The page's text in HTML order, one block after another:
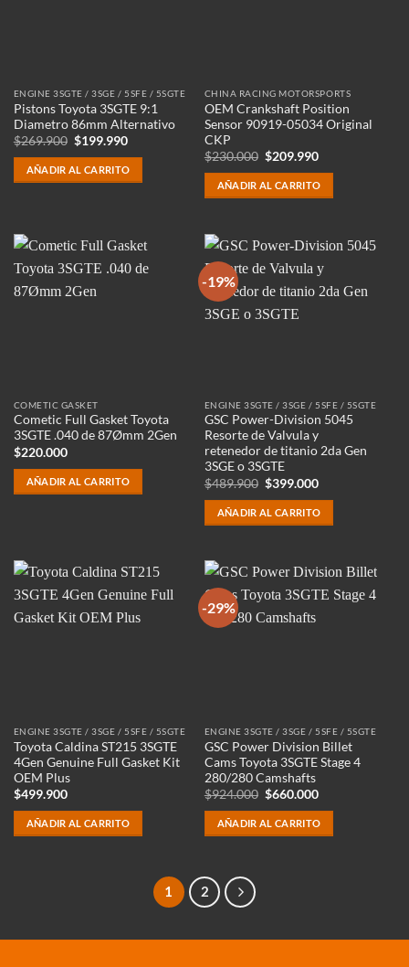
ENGINE 3SGTE / 3SGE / 5SFE / 5SGTE
Pistons Toyota 3SGTE 9:1
Diametro 86mm Alternativo
$269.900 El
original
era:
$269.900.
$199.990El
actual
es:
$199.990.
AÑADIR AL CARRITO
CHINA RACING MOTORSPORTS
OEM Crankshaft Position
Sensor 90919-05034 Original
CKP
$230.000 El
original
era:
$230.000.
$209.990El
actual
es:
$209.990.
AÑADIR AL CARRITO
COMETIC GASKET
Cometic Full Gasket Toyota
3SGTE .040 de 87Ømm 2Gen
$220.000
AÑADIR AL CARRITO
-19%
ENGINE 3SGTE / 3SGE / 5SFE / 5SGTE
GSC Power-Division 5045
Resorte de Valvula y
retenedor de titanio 2da Gen
3SGE o 3SGTE
$489.900 El
original
era:
$489.900.
$399.000El
actual
es:
$399.000.
AÑADIR AL CARRITO
ENGINE 3SGTE / 3SGE / 5SFE / 5SGTE
Toyota Caldina ST215 3SGTE
4Gen Genuine Full Gasket Kit
OEM Plus
$499.900
AÑADIR AL CARRITO
-29%
ENGINE 3SGTE / 3SGE / 5SFE / 5SGTE
GSC Power Division Billet
Cams Toyota 3SGTE Stage 4
280/280 Camshafts
$924.000 El
original
era:
$924.000.
$660.000El
actual
es:
$660.000.
AÑADIR AL CARRITO
1 2